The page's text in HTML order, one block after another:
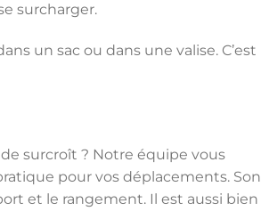
surcharger.
un sac ou dans une valise. C’est
surcroît ? Notre équipe vous
pour vos déplacements. Son
et le rangement. Il est aussi bien